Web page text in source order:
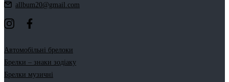
allbum20@gmail.com
Автомобільні брелоки
Брелки – знаки зодіаку
Брелки музичні